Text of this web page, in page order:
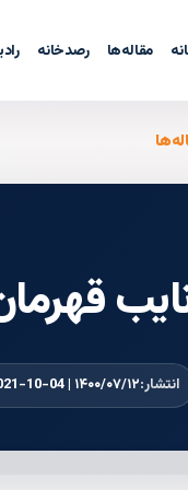
مقاله‌ها رصدخانه
انتشار:۱۴۰۰/۰۷/۱۲ | 2021-10-04